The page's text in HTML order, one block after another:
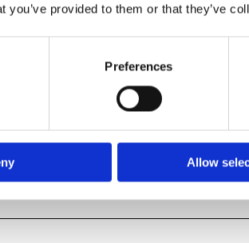
you’ve provided to them or that they’ve
Preferences
Allow